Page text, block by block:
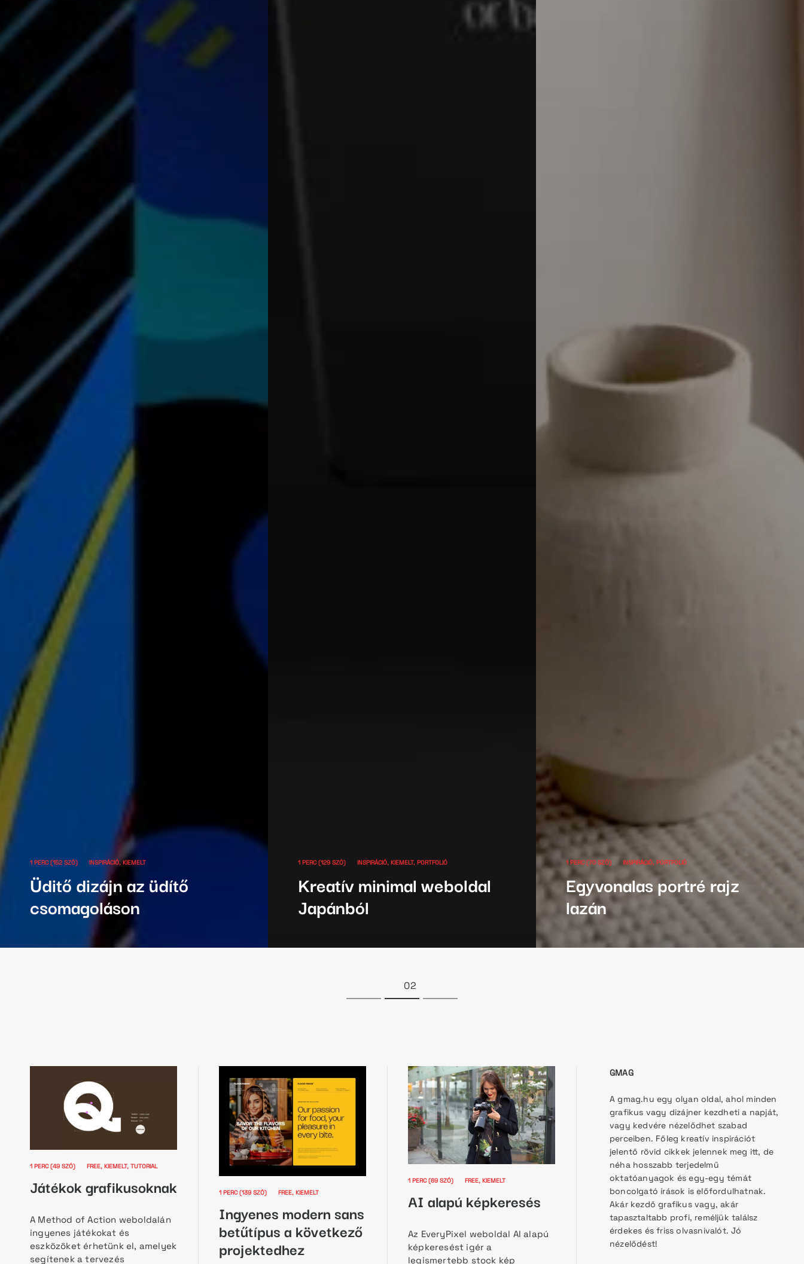
1 PERC (152 SZÓ) INSPIRÁCIÓ KIEMELT
Üditő dizájn az üdítő
csomagoláson
1 PERC (129 SZÓ) INSPIRÁCIÓ KIEMELT PORTFOLIÓ
Kreatív minimal weboldal
Japánból
1 PERC (70 SZÓ) INSPIRÁCIÓ PORTFOLIÓ
Egyvonalas portré rajz
lazán
02
1 PERC (49 SZÓ) FREE KIEMELT TUTORIAL
Játékok grafikusoknak
A Method of Action weboldalán
ingyenes játékokat és
eszközöket érhetünk el, amelyek
segítenek a tervezés
1 PERC (139 SZÓ) FREE KIEMELT
Ingyenes modern sans
betűtípus a következő
projektedhez
1 PERC (69 SZÓ) FREE KIEMELT
AI alapú képkeresés
Az EveryPixel weboldal AI alapú
képkeresést igér a
legismertebb stock kép
GMAG
A gmag.hu egy olyan oldal, ahol minden
grafikus vagy dizájner kezdheti a napját,
vagy kedvére nézelődhet szabad
perceiben. Főleg kreatív inspirációt
jelentő rövid cikkek jelennek meg itt, de
néha hosszabb terjedelmű
oktatóanyagok és egy-egy témát
boncolgató írások is előfordulhatnak.
Akár kezdő grafikus vagy, akár
tapasztaltabb profi, reméljük találsz
érdekes és friss olvasnivalót. Jó
nézelődést!